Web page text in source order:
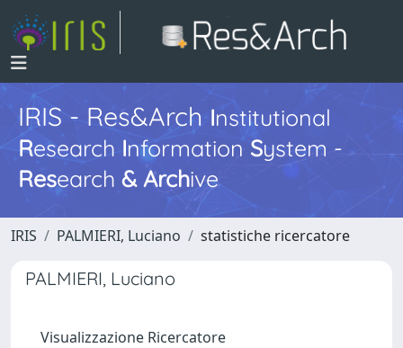
IRIS - Res&ArchInstitutional
Research InformationSystem -
Research & Archive
IRIS PALMIERI, Luciano statistiche ricercatore
PALMIERI, Luciano
Visualizzazione Ricercatore